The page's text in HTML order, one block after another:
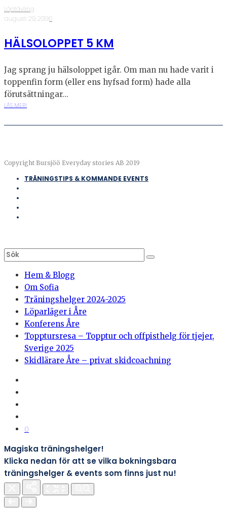
Löptävling
·augusti 29, 2013·0
HÄLSOLOPPET 5 KM
Jag sprang ju hälsoloppet igår. Om man nu hade varit i
toppenfin form (eller ens hyfsad form) hade alla
förutsättningar...
LÄS MER!
Copyright Bursjöö Everyday stories AB 2019
TRÄNINGSTIPS & KOMMANDE EVENTS
Hem & Blogg
Om Sofia
Träningshelger 2024-2025
Löparläger i Åre
Konferens Åre
Topptursresa – Topptur och offpisthelg för tjejer,
Sverige 2025
Skidlärare Åre – privat skidcoachning
0
Magiska träningshelger!
Klicka nedan för att se vilka bokningsbara
träningshelger & events som finns just nu!